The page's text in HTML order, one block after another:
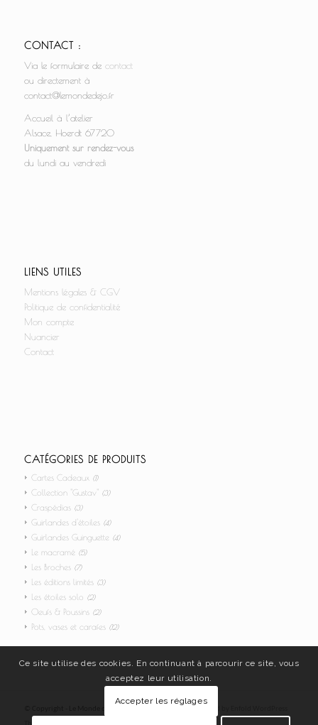
CONTACT :
Via le formulaire de contact
ou directement à
contact@lemondedejo.fr
Accueil à l’atelier
Alsace, Hoerdt 67720
Uniquement sur rendez-vous
du lundi au vendredi
LIENS UTILES
Mentions légales & CGV
Politique de confidentialité
Mon compte
Nuancier
Contact
CATÉGORIES DE PRODUITS
Cartes Cadeaux (1)
Collection "Gustav" (3)
Craspédias (3)
Guirlandes d'étoiles (4)
Guirlandes Guinguette (4)
Le macramé (5)
Les Broches (7)
Les éditions limités (3)
Les étoiles solo (2)
Oeufs & Poussins (2)
Pots, vases et carafes (12)
Ce site utilise des cookies. En continuant à parcourir ce site, vous
acceptez leur utilisation.
Accepter les réglages